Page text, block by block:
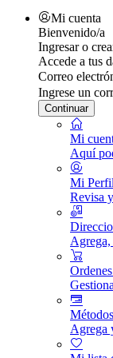
Mi cuenta
Bienvenido/a
Ingresar o
Accede a tus
Correo
Ingrese un
Continuar
Mi
Aquí
Mi Perfil
Revisa
Agrega